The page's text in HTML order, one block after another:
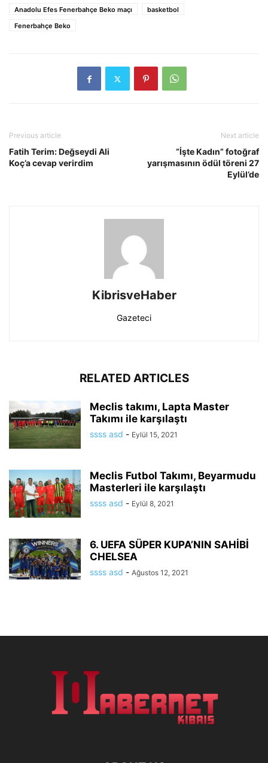
Anadolu Efes Fenerbahçe Beko maçı
basketbol
Fenerbahçe Beko
Previous article
Fatih Terim: Değseydi Ali
Koç’a cevap verirdim
Next article
“İşte Kadın” fotoğraf
yarışmasının ödül töreni 27
Eylül’de
KibrisveHaber
Gazeteci
RELATED ARTICLES
Meclis takımı, Lapta Master
Takımı ile karşılaştı
ssss asd - Eylül 15, 2021
Meclis Futbol Takımı, Beyarmudu
Masterleri ile karşılaştı
ssss asd - Eylül 8, 2021
6. UEFA SÜPER KUPA’NIN SAHİBİ
CHELSEA
ssss asd - Ağustos 12, 2021